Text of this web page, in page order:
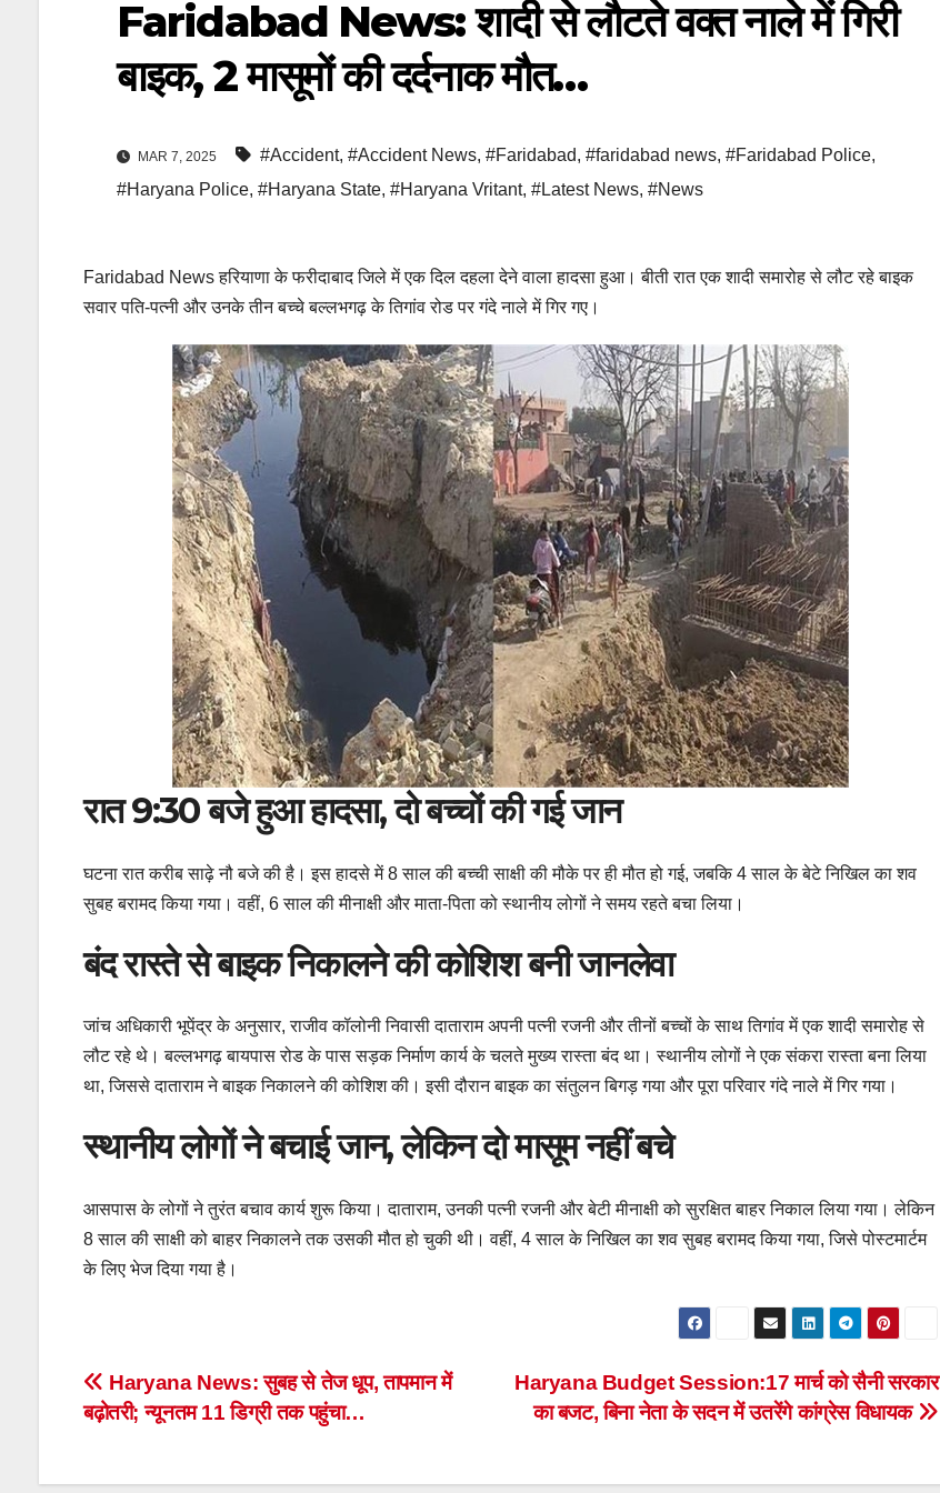
Faridabad News: शादी से लौटते वक्त नाले में गिरी
बाइक, 2 मासूमों की दर्दनाक मौत…
MAR 7, 2025 #Accident, #Accident News, #Faridabad, #faridabad news, #Faridabad Police,
#Haryana Police, #Haryana State, #Haryana Vritant, #Latest News, #News
Faridabad News हरियाणा के फरीदाबाद जिले में एक दिल दहला देने वाला हादसा हुआ। बीती रात एक शादी समारोह से लौट रहे बाइक
सवार पति-पत्नी और उनके तीन बच्चे बल्लभगढ़ के तिगांव रोड पर गंदे नाले में गिर गए।
रात 9:30 बजे हुआ हादसा, दो बच्चों की गई जान
घटना रात करीब साढ़े नौ बजे की है। इस हादसे में 8 साल की बच्ची साक्षी की मौके पर ही मौत हो गई, जबकि 4 साल के बेटे निखिल का शव
सुबह बरामद किया गया। वहीं, 6 साल की मीनाक्षी और माता-पिता को स्थानीय लोगों ने समय रहते बचा लिया।
बंद रास्ते से बाइक निकालने की कोशिश बनी जानलेवा
जांच अधिकारी भूपेंद्र के अनुसार, राजीव कॉलोनी निवासी दाताराम अपनी पत्नी रजनी और तीनों बच्चों के साथ तिगांव में एक शादी समारोह से
लौट रहे थे। बल्लभगढ़ बायपास रोड के पास सड़क निर्माण कार्य के चलते मुख्य रास्ता बंद था। स्थानीय लोगों ने एक संकरा रास्ता बना लिया
था, जिससे दाताराम ने बाइक निकालने की कोशिश की। इसी दौरान बाइक का संतुलन बिगड़ गया और पूरा परिवार गंदे नाले में गिर गया।
स्थानीय लोगों ने बचाई जान, लेकिन दो मासूम नहीं बचे
आसपास के लोगों ने तुरंत बचाव कार्य शुरू किया। दाताराम, उनकी पत्नी रजनी और बेटी मीनाक्षी को सुरक्षित बाहर निकाल लिया गया। लेकिन
8 साल की साक्षी को बाहर निकालने तक उसकी मौत हो चुकी थी। वहीं, 4 साल के निखिल का शव सुबह बरामद किया गया, जिसे पोस्टमार्टम
के लिए भेज दिया गया है।
Post
navigation
Haryana Budget Session:17 मार्च को सैनी सरकार
का बजट, बिना नेता के सदन में उतरेंगे कांग्रेस विधायक
Haryana News: सुबह से तेज धूप, तापमान में
बढ़ोतरी; न्यूनतम 11 डिग्री तक पहुंचा…